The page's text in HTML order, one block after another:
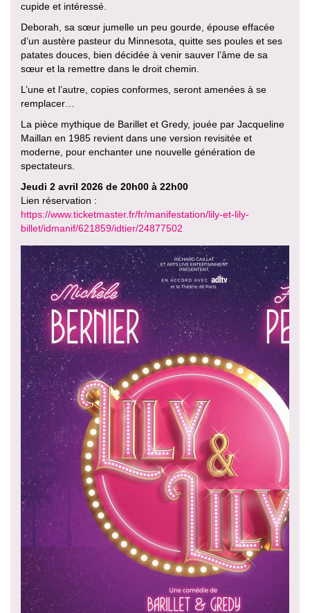
cupide et intéressé.
Deborah, sa sœur jumelle un peu gourde, épouse effacée
d’un austère pasteur du Minnesota, quitte ses poules et ses
patates douces, bien décidée à venir sauver l’âme de sa
sœur et la remettre dans le droit chemin.
L’une et l’autre, copies conformes, seront amenées à se
remplacer…
La pièce mythique de Barillet et Gredy, jouée par Jacqueline
Maillan en 1985 revient dans une version revisitée et
moderne, pour enchanter une nouvelle génération de
spectateurs.
Jeudi 2 avril 2026 de 20h00 à 22h00
Lien réservation :
https://www.ticketmaster.fr/fr/manifestation/lily-et-lily-
billet/idmanif/621859/idtier/24877502